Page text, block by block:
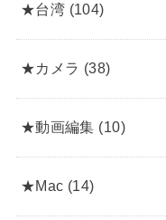
★台湾 (104)
★カメラ (38)
★動画編集 (10)
★Mac (14)